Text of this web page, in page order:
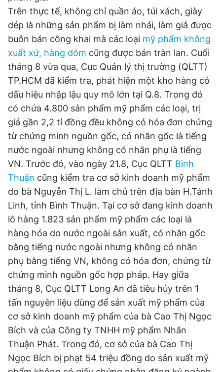
Trên thực tế, không chỉ quần áo, túi xách, giày
dép là những sản phẩm bị làm nhái, làm giả được
buôn bán công khai mà các loại mỹ phẩm không
xuất xứ, hàng dỏm cũng được bán tràn lan. Cuối
tháng 8 vừa qua, Cục Quản lý thị trường (QLTT)
TP.HCM đã kiểm tra, phát hiện một kho hàng có
dấu hiệu nhập lậu quy mô lớn tại Q.8. Trong đó
có chứa 4.800 sản phẩm mỹ phẩm các loại, trị
giá gần 2,2 tỉ đồng đều không có hóa đơn chứng
từ chứng minh nguồn gốc, có nhãn gốc là tiếng
nước ngoài nhưng không có nhãn phụ là tiếng
VN. Trước đó, vào ngày 21.8, Cục QLTT Bình
Thuận cũng kiểm tra cơ sở kinh doanh mỹ phẩm
do bà Nguyễn Thị L. làm chủ trên địa bàn H.Tánh
Linh, tỉnh Bình Thuận. Tại cơ sở đang kinh doanh
lô hàng 1.823 sản phẩm mỹ phẩm các loại là
hàng hóa do nước ngoài sản xuất, có nhãn gốc
bằng tiếng nước ngoài nhưng không có nhãn
phụ bằng tiếng VN, không có hóa đơn, chứng từ
chứng minh nguồn gốc hợp pháp. Hay giữa
tháng 8, Cục QLTT Long An đã tiêu hủy trên 1
tấn nguyên liệu dùng để sản xuất mỹ phẩm của
cơ sở kinh doanh mỹ phẩm của bà Cao Thị Ngọc
Bích và của Công ty TNHH mỹ phẩm Nhân
Thuận Phát. Trong đó, cơ sở của bà Cao Thị
Ngọc Bích bị phạt 54 triệu đồng do sản xuất mỹ